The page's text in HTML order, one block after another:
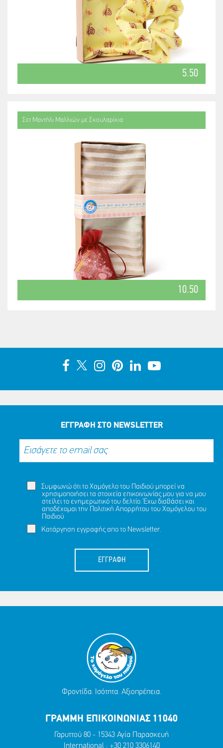
5.50
Σετ Μαντήλι Μαλλιών με Σκουλαρίκια
10.50
ΕΓΓΡΑΦΗ ΣΤΟ NEWSLETTER
Συμφωνώ ότι το Χαμόγελο του Παιδιού μπορεί να
χρησιμοποιήσει τα στοιχεία επικοινωνίας μου για να μου
στείλει το ενημερωτικό του δελτίο. Έχω διαβάσει και
αποδέχομαι την Πολιτική Απορρήτου του Χαμόγελου του
Παιδιού
Κατάργηση εγγραφής απο το Newsletter.
ΕΓΓΡΑΦΗ
Φροντίδα. Ισότητα. Αξιοπρέπεια.
ΓΡΑΜΜΗ ΕΠΙΚΟΙΝΩΝΙΑΣ 11040
Γαρυττού 80 - 15343 Αγία Παρασκευή
International : +30 210 3306140